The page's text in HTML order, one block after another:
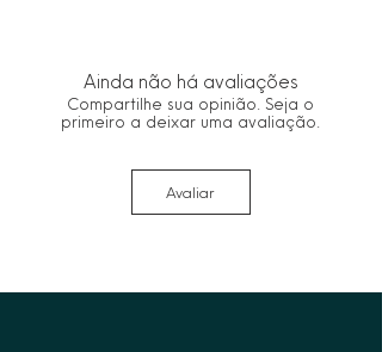
Ainda não há avaliações
Compartilhe sua opinião. Seja o
primeiro a deixar uma avaliação.
Avaliar